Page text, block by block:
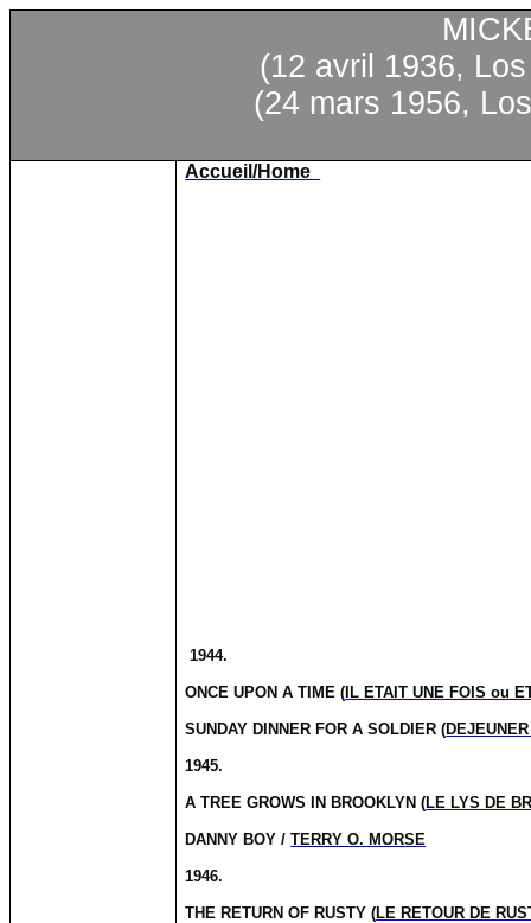
(12 avril 1936,
(24 mars 1956,
Accueil/Home
1944.
ONCE UPONA TIME ( IL ETAIT UNE FOIS ou
SUNDAY DINNER FOR A SOLDIER (
1945.
A TREE GROWS IN BROOKLYN (LE LYS DE
DANNY BOY /TERRY O. MORSE
1946.
THE RETURN OF RUSTY (LE RETOUR DE